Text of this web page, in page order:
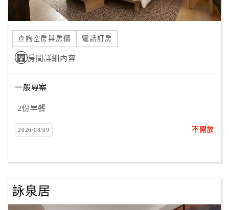
合
作
提
案
店
作
商
合
作
查詢空房與房價 電話訂房
房間詳細內容
一般專案
2份早餐
2026/08/09 不開放
詠泉居